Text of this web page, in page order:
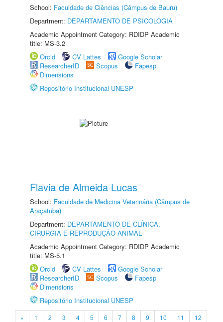
School: Faculdade de Ciências (Câmpus de Bauru)
Department: DEPARTAMENTO DE PSICOLOGIA
Academic Appointment Category: RDIDP Academic
title: MS-3.2
Orcid
CV Lattes
Google Scholar
ResearcherID
Scopus
Fapesp
Dimensions
Repositório Institucional UNESP
Flavia de Almeida Lucas
School: Faculdade de Medicina Veterinária (Câmpus de
Araçatuba)
Department: DEPARTAMENTO DE CLÍNICA,
CIRURGIA E REPRODUÇÃO ANIMAL
Academic Appointment Category: RDIDP Academic
title: MS-5.1
Orcid
CV Lattes
Google Scholar
ResearcherID
Scopus
Fapesp
Dimensions
Repositório Institucional UNESP
« 1 2 3 4 5 6 7 8 9 10 11
12